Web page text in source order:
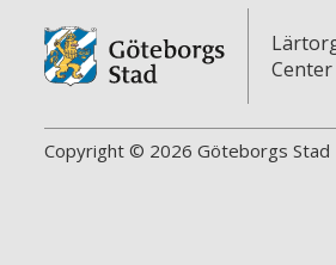
Copyright © 2026 Göteborgs Stad